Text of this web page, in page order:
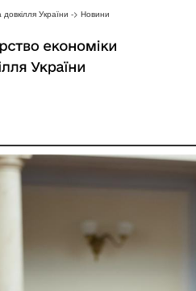
України -> Новини